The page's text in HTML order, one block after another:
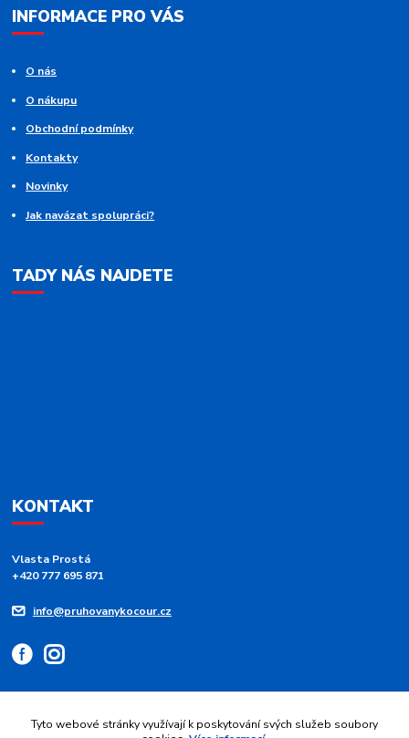
INFORMACE PRO VÁS
O nás
O nákupu
Obchodní podmínky
Kontakty
Novinky
Jak navázat spolupráci?
TADY NÁS NAJDETE
KONTAKT
Vlasta Prostá
+420 777 695 871
info@pruhovanykocour.cz
Tyto webové stránky využívají k poskytování svých služeb soubory